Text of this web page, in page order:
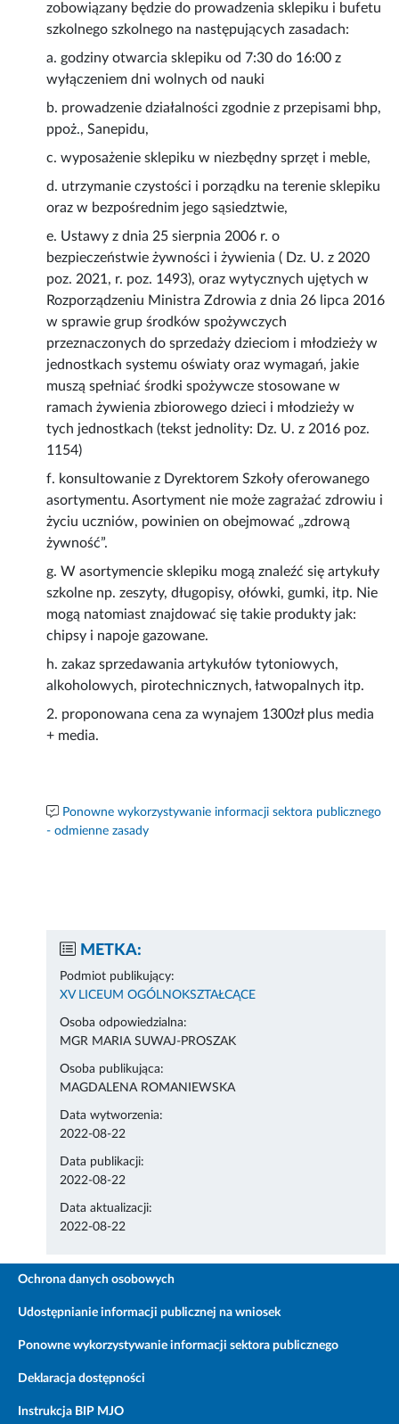
zobowiązany będzie do prowadzenia sklepiku i bufetu
szkolnego szkolnego na następujących zasadach:
a. godziny otwarcia sklepiku od 7:30 do 16:00 z
wyłączeniem dni wolnych od nauki
b. prowadzenie działalności zgodnie z przepisami bhp,
ppoż., Sanepidu,
c. wyposażenie sklepiku w niezbędny sprzęt i meble,
d. utrzymanie czystości i porządku na terenie sklepiku
oraz w bezpośrednim jego sąsiedztwie,
e. Ustawy z dnia 25 sierpnia 2006 r. o
bezpieczeństwie żywności i żywienia ( Dz. U. z 2020
poz. 2021, r. poz. 1493), oraz wytycznych ujętych w
Rozporządzeniu Ministra Zdrowia z dnia 26 lipca 2016
w sprawie grup środków spożywczych
przeznaczonych do sprzedaży dzieciom i młodzieży w
jednostkach systemu oświaty oraz wymagań, jakie
muszą spełniać środki spożywcze stosowane w
ramach żywienia zbiorowego dzieci i młodzieży w
tych jednostkach (tekst jednolity: Dz. U. z 2016 poz.
1154)
f. konsultowanie z Dyrektorem Szkoły oferowanego
asortymentu. Asortyment nie może zagrażać zdrowiu i
życiu uczniów, powinien on obejmować „zdrową
żywność”.
g. W asortymencie sklepiku mogą znaleźć się artykuły
szkolne np. zeszyty, długopisy, ołówki, gumki, itp. Nie
mogą natomiast znajdować się takie produkty jak:
chipsy i napoje gazowane.
h. zakaz sprzedawania artykułów tytoniowych,
alkoholowych, pirotechnicznych, łatwopalnych itp.
2. proponowana cena za wynajem 1300zł plus media
+ media.
Ponowne wykorzystywanie informacji sektora publicznego
- odmienne zasady
METKA:
Podmiot publikujący:
XV LICEUM OGÓLNOKSZTAŁCĄCE
Osoba odpowiedzialna:
MGR MARIA SUWAJ-PROSZAK
Osoba publikująca:
MAGDALENA ROMANIEWSKA
Data wytworzenia:
2022-08-22
Data publikacji:
2022-08-22
Data aktualizacji:
2022-08-22
Ochrona danych osobowych
Udostępnianie informacji publicznej na wniosek
Ponowne wykorzystywanie informacji sektora publicznego
Deklaracja dostępności
Instrukcja BIP MJO